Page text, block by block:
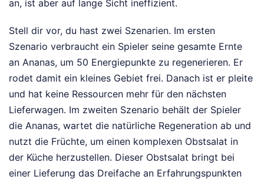
an, ist aber auf lange Sicht ineffizient.
Stell dir vor, du hast zwei Szenarien. Im ersten
Szenario verbraucht ein Spieler seine gesamte Ernte
an Ananas, um 50 Energiepunkte zu regenerieren. Er
rodet damit ein kleines Gebiet frei. Danach ist er pleite
und hat keine Ressourcen mehr für den nächsten
Lieferwagen. Im zweiten Szenario behält der Spieler
die Ananas, wartet die natürliche Regeneration ab und
nutzt die Früchte, um einen komplexen Obstsalat in
der Küche herzustellen. Dieser Obstsalat bringt bei
einer Lieferung das Dreifache an Erfahrungspunkten